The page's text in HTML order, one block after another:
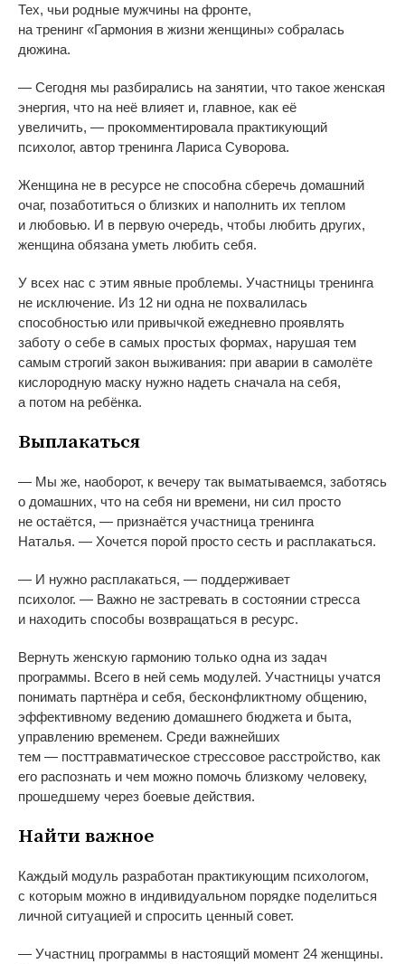
Тех, чьи родные мужчины на фронте,
на тренинг «Гармония в жизни женщины» собралась
дюжина.
— Сегодня мы разбирались на занятии, что такое женская
энергия, что на неё влияет и, главное, как её
увеличить, — прокомментировала практикующий
психолог, автор тренинга Лариса Суворова.
Женщина не в ресурсе не способна сберечь домашний
очаг, позаботиться о близких и наполнить их теплом
и любовью. И в первую очередь, чтобы любить других,
женщина обязана уметь любить себя.
У всех нас с этим явные проблемы. Участницы тренинга
не исключение. Из 12 ни одна не похвалилась
способностью или привычкой ежедневно проявлять
заботу о себе в самых простых формах, нарушая тем
самым строгий закон выживания: при аварии в самолёте
кислородную маску нужно надеть сначала на себя,
а потом на ребёнка.
Выплакаться
— Мы же, наоборот, к вечеру так выматываемся, заботясь
о домашних, что на себя ни времени, ни сил просто
не остаётся, — признаётся участница тренинга
Наталья. — Хочется порой просто сесть и расплакаться.
— И нужно расплакаться, — поддерживает
психолог. — Важно не застревать в состоянии стресса
и находить способы возвращаться в ресурс.
Вернуть женскую гармонию только одна из задач
программы. Всего в ней семь модулей. Участницы учатся
понимать партнёра и себя, бесконфликтному общению,
эффективному ведению домашнего бюджета и быта,
управлению временем. Среди важнейших
тем — посттравматическое стрессовое расстройство, как
его распознать и чем можно помочь близкому человеку,
прошедшему через боевые действия.
Найти важное
Каждый модуль разработан практикующим психологом,
с которым можно в индивидуальном порядке поделиться
личной ситуацией и спросить ценный совет.
— Участниц программы в настоящий момент 24 женщины.